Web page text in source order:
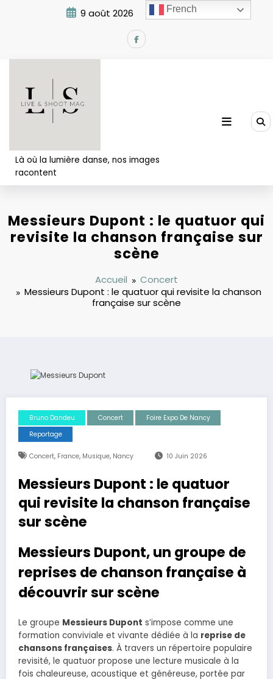
9 août 2026 1:43:15 AM
Là où la lumière danse, nos images
racontent
Messieurs Dupont : le quatuor qui
revisite la chanson française sur
scène
Accueil
Concert
Messieurs Dupont : le quatuor qui revisite la chanson
française sur scène
Bruno Dandeu Concert
Foire Expo De Nancy
Reportage
Concert, France, Musique, Nancy 10 Juin 2026
Messieurs Dupont : le quatuor
qui revisite la chanson française
sur scène
Messieurs Dupont, un groupe de
reprises de chanson française à
découvrir sur scène
Le groupe Messieurs Dupont s’impose comme une
formation conviviale et vivante dédiée à la reprise de
chansons françaises. À travers un répertoire populaire
revisité, le quatuor propose une lecture musicale à la
fois chaleureuse, acoustique et généreuse, portée par
French